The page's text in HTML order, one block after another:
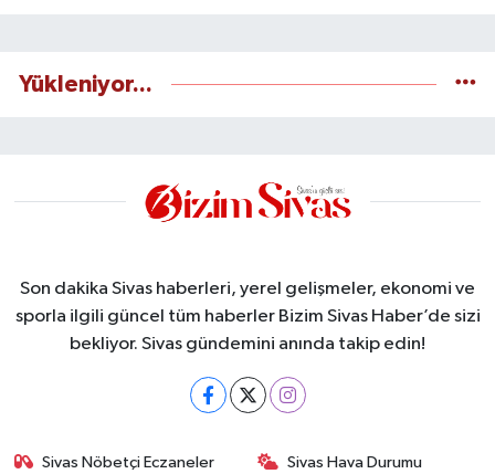
Yükleniyor...
Son dakika Sivas haberleri, yerel gelişmeler, ekonomi ve
sporla ilgili güncel tüm haberler Bizim Sivas Haber’de sizi
bekliyor. Sivas gündemini anında takip edin!
Sivas Nöbetçi Eczaneler Sivas Hava Durumu